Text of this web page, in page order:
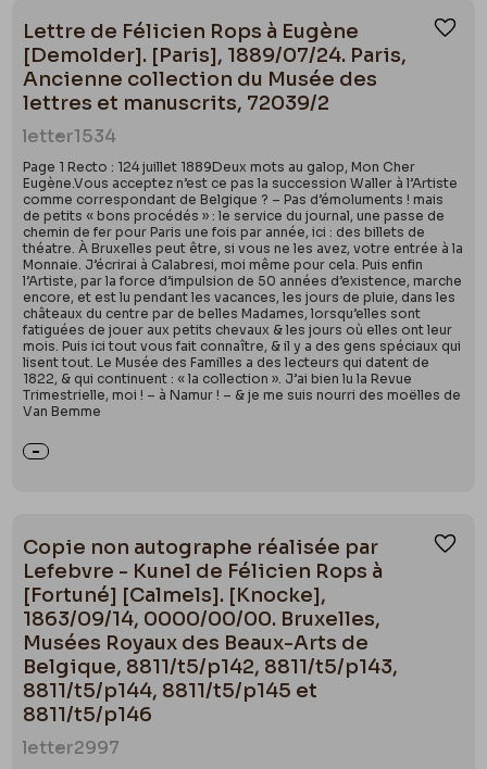
Chouans, tandis qu’
Une vieille maîtresse (1851) etLes
Diaboliques(1874, illustrées par Rops) relatent des
passions invincibles. Cette littérature de l’insolite
dont le style brillant et précis sert la violence
contenue, suscitera l’admiration de jeunes
baptiseront le « Connétable des Lettres ». Barbey
aura une grande influence sur l’œuvre de Bernanos.
Gabriel Seigner, Écriture négativiste et réversibilité dans
"Les Diaboliques" et "Une histoire sans nom" de Jules Barbey
d'Aurevilly, Paris, L'Harmattan, coll. "Critiques littéraires",
2022.
Lettre de Félicien Rops à Eugène
[Demolder]. [Paris], 1889/07/24. Paris,
Ancienne collection du Musée des
lettres et manuscrits, 72039/2
letter1534
Page 1 Recto : 124 juillet 1889Deux mots au galop, Mon Cher
Eugène.Vous acceptez n’est ce pas la succession Waller à l’Artiste
comme correspondant de Belgique ? – Pas d’émoluments ! mais
de petits « bons procédés » : le service du journal, une passe de
chemin de fer pour Paris une fois par année, ici : des billets de
théatre. À Bruxelles peut être, si vous ne les avez, votre entrée à la
Monnaie. J’écrirai à Calabresi, moi même pour cela. Puis enfin
l’Artiste, par la force d’impulsion de 50 années d’existence, marche
encore, et est lu pendant les vacances, les jours de pluie, dans les
châteaux du centre par de belles Madames, lorsqu’elles sont
fatiguées de jouer aux petits chevaux & les jours où elles ont leur
mois. Puis ici tout vous fait connaître, & il y a des gens spéciaux qui
lisent tout. Le Musée des Familles a des lecteurs qui datent de
1822, & qui continuent : « la collection ». J’ai bien lu la Revue
Trimestrielle, moi ! – à Namur ! – & je me suis nourri des moëlles de
Van Bemme
Copie non autographe réalisée par
Lefebvre - Kunel de Félicien Rops à
[Fortuné] [Calmels]. [Knocke],
1863/09/14, 0000/00/00. Bruxelles,
Musées Royaux des Beaux-Arts de
Belgique, 8811/t5/p142, 8811/t5/p143,
8811/t5/p144, 8811/t5/p145 et
8811/t5/p146
letter2997